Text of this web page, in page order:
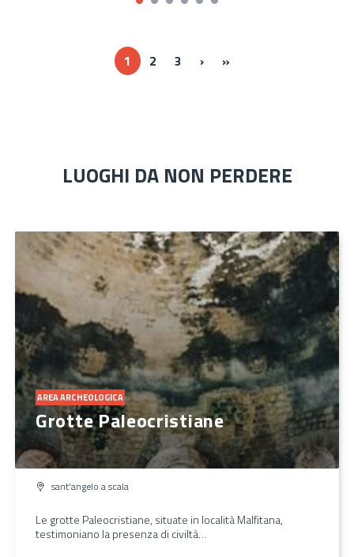
1 2 3 ›Next ›
»
LUOGHI DA NON PERDERE
AREA ARCHEOLOGICA
Grotte Paleocristiane
sant'angelo a scala
Le grotte Paleocristiane, situate in località Malfitana,
testimoniano la presenza di civiltà…